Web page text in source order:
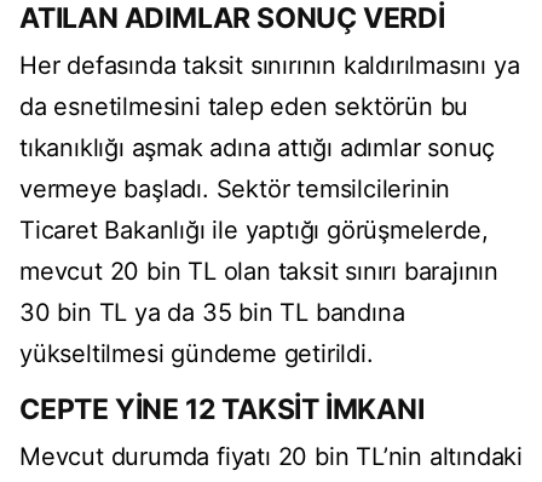
ATILAN ADIMLAR SONUÇ VERDİ
Her defasında taksit sınırının kaldırılmasını ya
da esnetilmesini talep eden sektörün bu
tıkanıklığı aşmak adına attığı adımlar sonuç
vermeye başladı. Sektör temsilcilerinin
Ticaret Bakanlığı ile yaptığı görüşmelerde,
mevcut 20 bin TL olan taksit sınırı barajının
30 bin TL ya da 35 bin TL bandına
yükseltilmesi gündeme getirildi.
CEPTE YİNE 12 TAKSİT İMKANI
Mevcut durumda fiyatı 20 bin TL’nin altındaki